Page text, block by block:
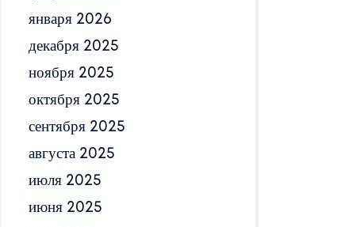
января 2026
декабря 2025
ноября 2025
октября 2025
сентября 2025
августа 2025
июля 2025
июня 2025